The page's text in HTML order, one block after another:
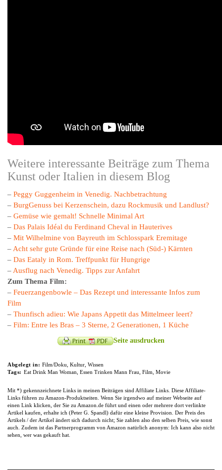
Weitere interessante Beiträge zum Thema
Kunst oder Italien in diesem Blog
– Peggy Guggenheim in Venedig. Nachbetrachtung
– BurgGenuss bei Kerzenschein, dazu Rockmusik und Landlust?
– Gemüse wie gemalt! Schnelle Minimal Art
– Das Palais Idéal du Ferdinand Cheval in Hauterives
– Mit Wilhelmine von Bayreuth im Schlosspark Eremitage
– Acht sehr gute Gründe für eine Reise nach (Süd-) Kärnten
– Das Eataly in Rom. Treffpunkt für Hungrige
– Ausflug nach Venedig. Tipps zur Anfahrt
Zum Thema Film:
– Feuerzangenbowle – Das Rezept und interessante Infos zum
Film
– Thunfisch adieu: Wie Japans Appetit das Mittelmeer leert?
– Film: Entre les Bras – 3 Sterne, 2 Generationen, 1 Küche
Seite ausdrucken
Abgelegt in: Film/Doku Kultur, Wissen
Tags: Eat Drink Man Woman Essen Trinken Mann Frau Film Movie
Mit *) gekennzeichnete Links in meinen Beiträgen sind Affiliate Links. Diese Affiliate-
Links führen zu Amazon-Produktseiten. Wenn Sie irgendwo auf meiner Webseite auf
einen Link klicken, der Sie zu Amazon.de führt und einen oder mehrere dort verlinkte
Artikel kaufen, erhalte ich (Peter G. Spandl) dafür eine kleine Provision. Der Preis des
Artikels / der Artikel ändert sich dadurch nicht; Sie zahlen also den selben Preis, wie sonst
auch. Zudem ist das Partnerprogramm von Amazon natürlich anonym: Ich kann also nicht
sehen, wer was gekauft hat.